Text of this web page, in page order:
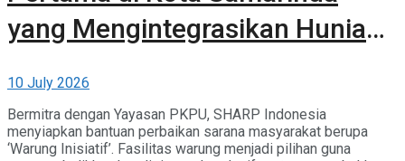
yang Mengintegrasikan Hunian,
Hijau
10 July 2026
Bermitra dengan Yayasan PKPU, SHARP Indonesia
menyiapkan bantuan perbaikan sarana masyarakat berupa
‘Warung Inisiatif’. Fasilitas warung menjadi pilihan guna